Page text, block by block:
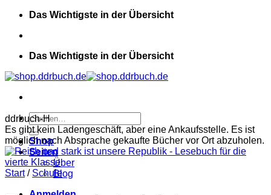
Zum
springen
Das Wichtigste in der Übersicht
Das Wichtigste in der Übersicht
Suchen
nach:
Shop
Seiten
Über
Blog
ddrbuch-H
Es gibt kein Ladengeschäft, aber eine Ankaufsstelle. Es ist
möglich nach Absprache gekaufte Bücher vor Ort abzuholen.
Start / Schule